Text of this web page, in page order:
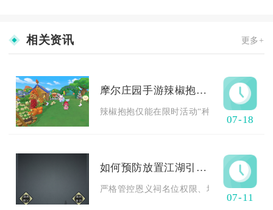
相关资讯 更多+
摩尔庄园手游辣椒抱抱可通过哪些方式获得
辣椒抱抱仅能在限时活动“种子的天空梦”内
07-18
如何预防放置江湖引发师门内部的背叛
严格管控恩义祠名位权限、均衡分配师门
07-11